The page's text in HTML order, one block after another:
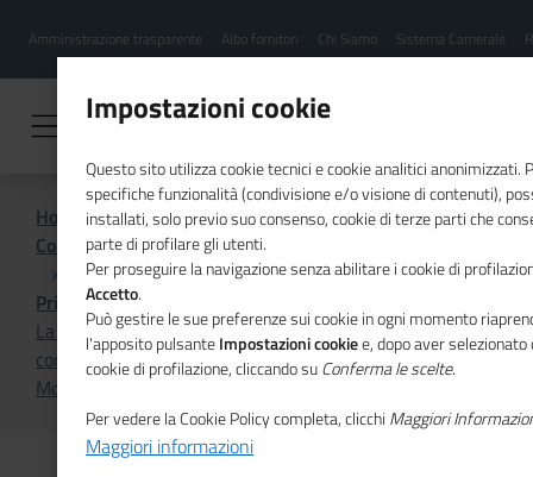
contenuto
Menu
hamburgher
Amministrazione trasparente Albo fornitori Chi Siamo Sistema Camerale
Home
Comunicazione istituzionale per il sistema camerale
Primo Piano
La piattaforma TED per l'accesso alle opportunità
commerciali dell'UE al centro del nuovo numero di
Mosaico Europa
Impostazioni cookie
Questo sito utilizza cookie tecnici e cookie analitici anonimizzati.
specifiche funzionalità (condivisione e/o visione di contenuti),
installati, solo previo suo consenso, cookie di terze parti che
parte di profilare gli utenti.
Per proseguire la navigazione senza abilitare i cookie di
Accetto.
Può gestire le sue preferenze sui cookie in ogni momento
l'apposito pulsanteImpostazioni cookiee, dopo aver
cookie di profilazione, cliccando suConferma le scelte.
Per vedere la Cookie Policy completa, clicchi Maggiori
Maggiori informazioni